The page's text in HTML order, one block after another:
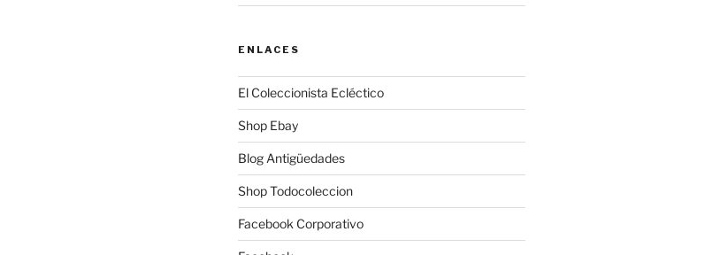
ENLACES
El Coleccionista Ecléctico
Shop Ebay
Blog Antigüedades
Shop Todocoleccion
Facebook Corporativo